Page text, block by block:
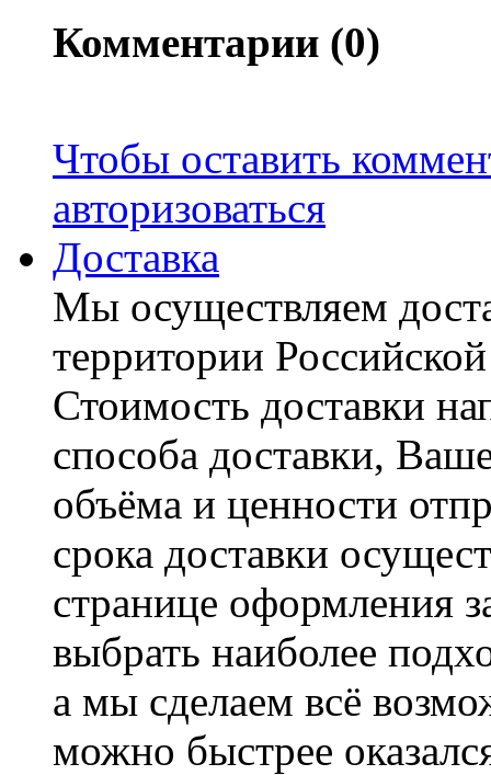
Комментарии (0)
Чтобы оставить
авторизоваться
Доставка
Мы осуществляем
территории
Стоимость доставки
способа доставки,
объёма и ценности
срока доставки
странице оформления
выбрать наиболее
а мы сделаем всё
можно быстрее